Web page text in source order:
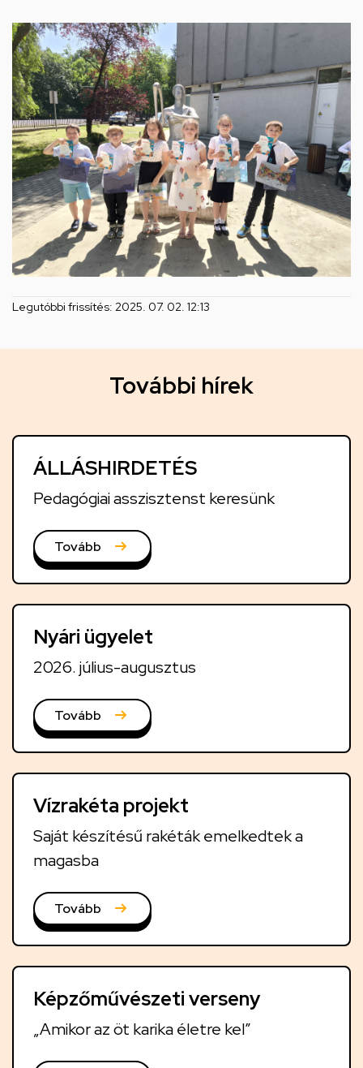
Legutóbbi frissítés: 2025. 07. 02. 12:13
r
e
További hírek
ÁLLÁSHIRDETÉS
Pedagógiai asszisztenst keresünk
Tovább
Nyári ügyelet
2026. július-augusztus
Tovább
Vízrakéta projekt
Saját készítésű rakéták emelkedtek a
magasba
Tovább
Képzőművészeti verseny
„Amikor az öt karika életre kel”